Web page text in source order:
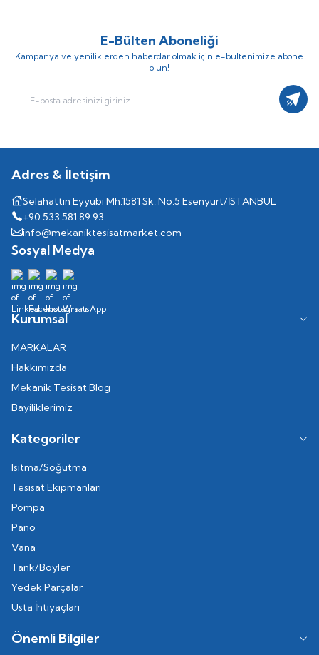
E-Bülten Aboneliği
Kampanya ve yeniliklerden haberdar olmak için e-bültenimize abone
olun!
Adres & İletişim
Selahattin Eyyubi Mh.1581 Sk. No:5 Esenyurt/İSTANBUL
+90 533 581 89 93
info@mekaniktesisatmarket.com
Sosyal Medya
Kurumsal
MARKALAR
Hakkımızda
Mekanik Tesisat Blog
Bayiliklerimiz
Kategoriler
Isıtma/Soğutma
Tesisat Ekipmanları
Pompa
Pano
Vana
Tank/Boyler
Yedek Parçalar
Usta İhtiyaçları
Önemli Bilgiler